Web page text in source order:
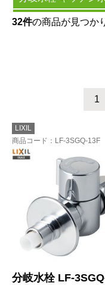
32件の商品が見つか
1
LIXIL
商品コード ：LF-3SGQ-13F
分岐水栓 LF-